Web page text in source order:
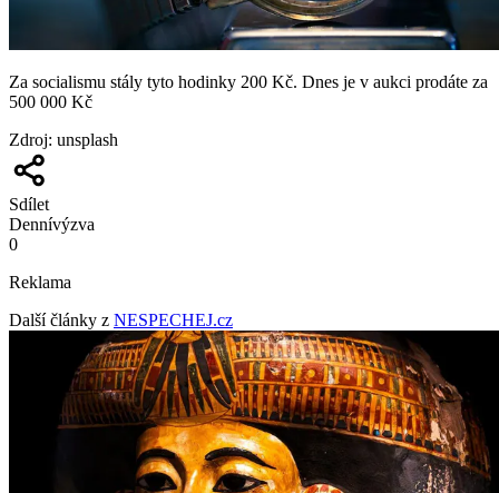
Za socialismu stály tyto hodinky 200 Kč. Dnes je v aukci prodáte za
500 000 Kč
Zdroj: unsplash
Sdílet
Dennívýzva
0
Reklama
Další články z NESPECHEJ.cz